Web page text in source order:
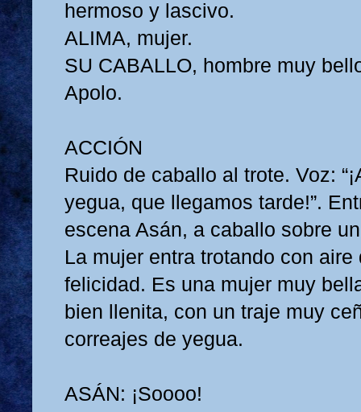
hermoso y lascivo.
ALIMA, mujer.
SU CABALLO, hombre muy
Apolo.
ACCIÓN
Ruido de caballo al trote. Voz:
yegua, que llegamos tarde!”.
escena Asán, a caballo sobre
La mujer entra trotando con aire
felicidad. Es una mujer muy
bien llenita, con un traje muy
correajes de yegua.
ASÁN: ¡Soooo!